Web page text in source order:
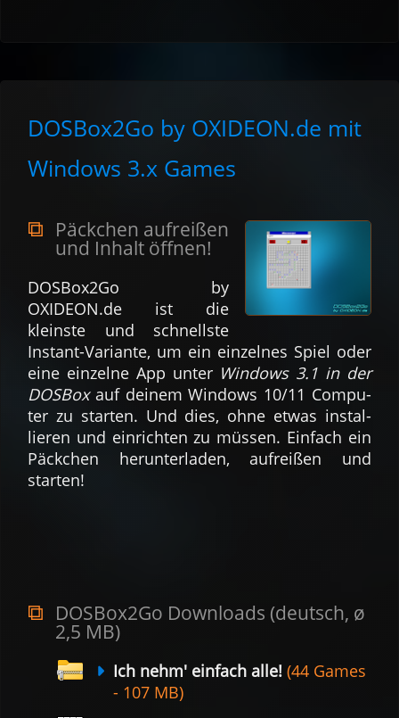
DOSBox2Go by OXIDEON.de mit
Windows 3.x Games
Päckchen aufreißen
und Inhalt öffnen!
DOSBox2Go by
OXIDEON.de ist die
kleinste und schnellste
Instant-Variante, um ein einzelnes Spiel oder
eine einzelne App unter Windows 3.1 in der
DOSBoxauf deinem Windows 10/11 Compu­
ter zu starten. Und dies, ohne etwas instal­
lieren und ein­richten zu müssen. Ein­fach ein
Päck­chen herun­ter­laden, auf­reißen und
starten!
DOSBox2Go Downloads (deutsch, ø
2,5 MB)
Ich nehm' einfach alle! (44 Games
- 107 MB)